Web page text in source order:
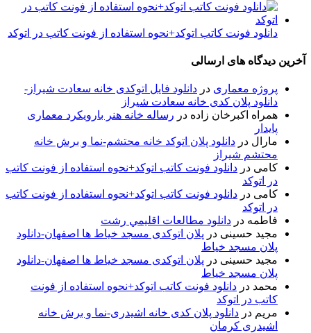
دانلود فونت کاتب اتوکد+نحوه استفاده از فونت کاتب در اتوکد
آخرین دیدگاه های ارسالی
پروژه معماری در دانلود فایل اتوکدی خانه سعادت شیراز-
دانلود پلان کدی خانه سعادت شیراز
همراه اکبرخان زاده در رساله خانه هنر بارویکرد معماری
پایدار
مارال در دانلود پلان اتوکد خانه محتشم-نما و برش خانه
محتشم شیراز
کامی در دانلود فونت کاتب اتوکد+نحوه استفاده از فونت کاتب
در اتوکد
کامی در دانلود فونت کاتب اتوکد+نحوه استفاده از فونت کاتب
در اتوکد
فاطمه در دانلود مطالعات اقليمي رشت
مجید حسینی در پلان اتوکدی مسجد خیاط ها اصفهان-دانلود
پلان مسجد خیاط
مجید حسینی در پلان اتوکدی مسجد خیاط ها اصفهان-دانلود
پلان مسجد خیاط
محمد در دانلود فونت کاتب اتوکد+نحوه استفاده از فونت
کاتب در اتوکد
مریم در دانلود پلان کدی خانه اشیدری-نما و برش خانه
اشیدری کرمان